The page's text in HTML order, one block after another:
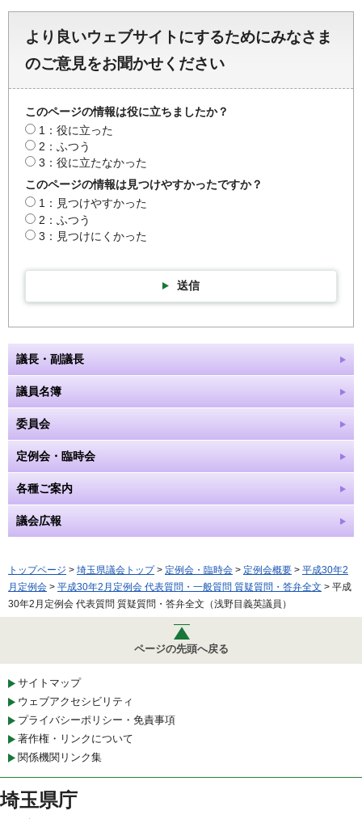
より良いウェブサイトにするためにみなさま
のご意見をお聞かせください
このページの情報は役に立ちましたか？
1：役に立った
2：ふつう
3：役に立たなかった
このページの情報は見つけやすかったですか？
1：見つけやすかった
2：ふつう
3：見つけにくかった
送信
議長・副議長
議員名簿
委員会
定例会・臨時会
各種ご案内
議会広報
トップページ > 埼玉県議会トップ> 定例会・臨時会 > 定例会概要 > 平成30年2
月定例会 > 平成30年2月定例会 代表質問・一般質問 質疑質問・答弁全文 > 平成
30年2月定例会 代表質問 質疑質問・答弁全文（浅野目義英議員）
ページの先頭へ戻る
サイトマップ
ウェブアクセシビリティ
プライバシーポリシー・免責事項
著作権・リンクについて
関係機関リンク集
埼玉県庁